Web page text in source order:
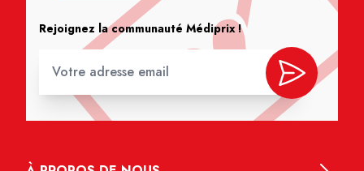
Rejoignez la communauté Médiprix !